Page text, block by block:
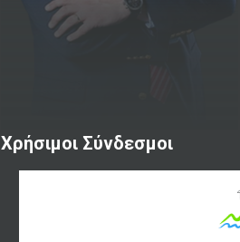
Χρήσιμοι Σύνδεσμοι